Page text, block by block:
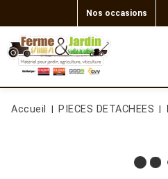
Nos occasions
Accueil PIECES DETACHEES